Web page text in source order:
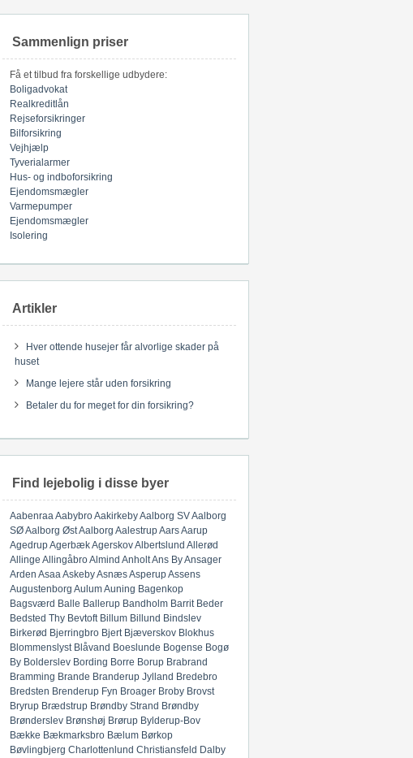
Sammenlign priser
Få et tilbud fra forskellige udbydere:
Boligadvokat
Realkreditlån
Rejseforsikringer
Bilforsikring
Vejhjælp
Tyverialarmer
Hus- og indboforsikring
Ejendomsmægler
Varmepumper
Ejendomsmægler
Isolering
Artikler
Hver ottende husejer får alvorlige skader på
huset
Mange lejere står uden forsikring
Betaler du for meget for din forsikring?
Find lejebolig i disse byer
AabenraaAabybroAakirkebyAalborg SVAalborg
SØAalborg ØstAalborg AalestrupAarsAarup
AgedrupAgerbækAgerskovAlbertslund Allerød
Allinge AllingåbroAlmind AnholtAns ByAnsager
Arden AsaaAskebyAsnæsAsperupAssens
Augustenborg AulumAuning Bagenkop
Bagsværd Balle Ballerup Bandholm Barrit Beder
Bedsted Thy Bevtoft Billum Billund Bindslev
Birkerød Bjerringbro Bjert Bjæverskov Blokhus
Blommenslyst Blåvand Boeslunde Bogense Bogø
By Bolderslev Bording Borre Borup Brabrand
Bramming Brande Branderup Jylland Bredebro
Bredsten Brenderup Fyn Broager Broby Brovst
Bryrup Brædstrup Brøndby Strand Brøndby
Brønderslev Brønshøj Brørup Bylderup-Bov
Bække Bækmarksbro Bælum Børkop
Bøvlingbjerg Charlottenlund Christiansfeld Dalby